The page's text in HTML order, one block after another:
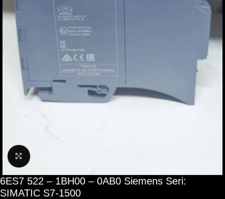
Büyütmek için tıklayın
6ES7 522 – 1BH00 – 0AB0 Siemens Seri:
SIMATIC S7-1500